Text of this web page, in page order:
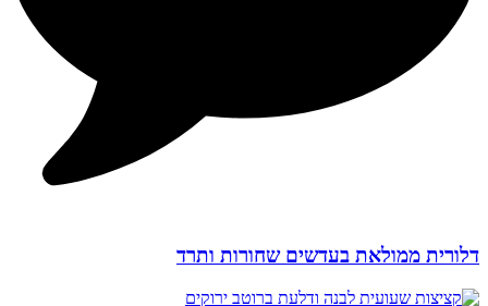
דלורית ממולאת בעדשים שחורות ותרד